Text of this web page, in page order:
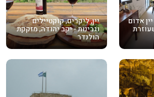
אדום יין, ליקרים, קוקטיילים
וגבינות - יקב יהודה, מזקקת
הולנדר